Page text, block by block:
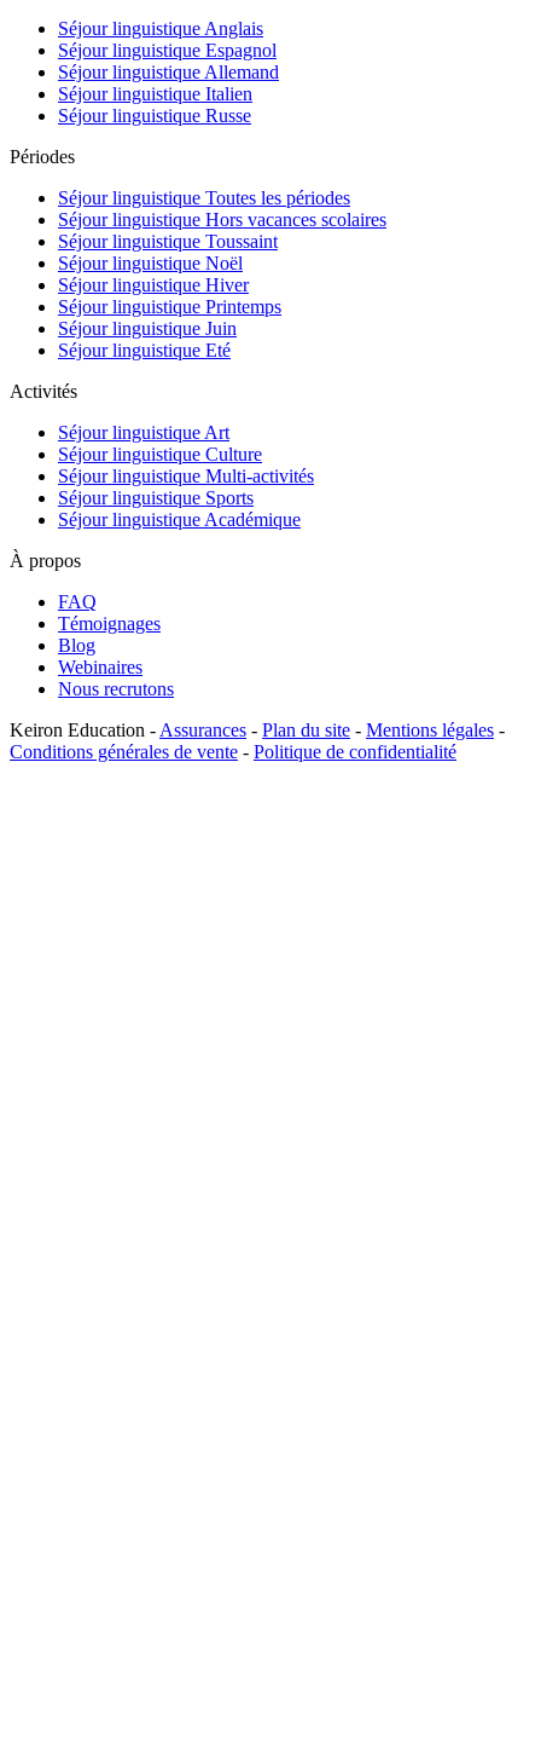
Séjour linguistique Anglais
Séjour linguistique Espagnol
Séjour linguistique Allemand
Séjour linguistique Italien
Séjour linguistique Russe
Périodes
Séjour linguistique Toutes les périodes
Séjour linguistique Hors vacances scolaires
Séjour linguistique Toussaint
Séjour linguistique Noël
Séjour linguistique Hiver
Séjour linguistique Printemps
Séjour linguistique Juin
Séjour linguistique Eté
Activités
Séjour linguistique Art
Séjour linguistique Culture
Séjour linguistique Multi-activités
Séjour linguistique Sports
Séjour linguistique Académique
À propos
FAQ
Témoignages
Blog
Webinaires
Nous recrutons
Keiron Education - Assurances - Plan du site - Mentions légales -
Conditions générales de vente - Politique de confidentialité